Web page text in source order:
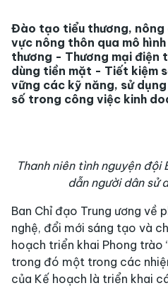
Đào tạo tiểu thương, nông
vực nông thôn qua mô
thương - Thương mại điện
dùng tiền mặt - Tiết kiệm
vững các kỹ năng, sử
số trong công việc kinh
Thanh niên tình nguyện đội
dẫn người dân sử
Ban Chỉ đạo Trung ương về
nghệ, đổi mới sáng tạo và
hoạch triển khai Phong trào
trong đó một trong các
của Kế hoạch là triển khai